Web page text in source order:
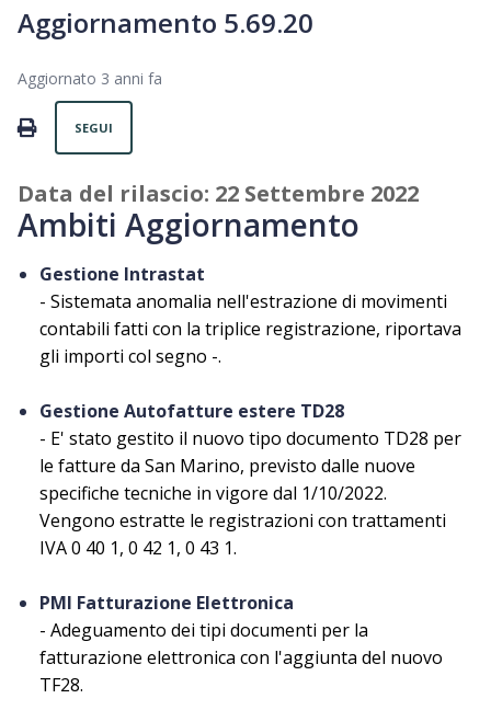
Aggiornamento 5.69.20
Aggiornato 3 anni fa
PRINT
SEGUI
Data del rilascio: 22 Settembre 2022
Ambiti Aggiornamento
Gestione Intrastat
- Sistemata anomalia nell'estrazione di movimenti
contabili fatti con la triplice registrazione, riportava
gli importi col segno -.
Gestione Autofatture estere TD28
- E' stato gestito il nuovo tipo documento TD28 per
le fatture da San Marino, previsto dalle nuove
specifiche tecniche in vigore dal 1/10/2022.
Vengono estratte le registrazioni con trattamenti
IVA 0 40 1, 0 42 1, 0 43 1.
PMI Fatturazione Elettronica
- Adeguamento dei tipi documenti per la
fatturazione elettronica con l'aggiunta del nuovo
TF28.